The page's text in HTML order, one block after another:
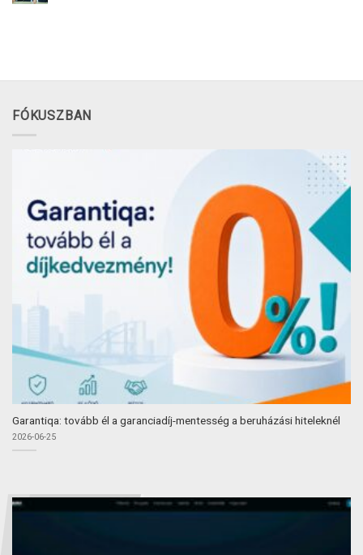
FÓKUSZBAN
Garantiqa: tovább él a garanciadíj-mentesség a beruházási hiteleknél
2026-06-25